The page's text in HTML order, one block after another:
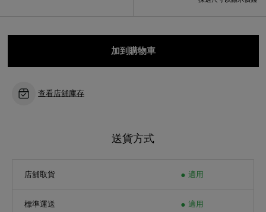
加到購物車
查看店舖庫存
送貨方式
店舖取貨 適用
標準運送 適用